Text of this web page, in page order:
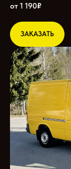
от 1 190₽
ЗАКАЗАТЬ